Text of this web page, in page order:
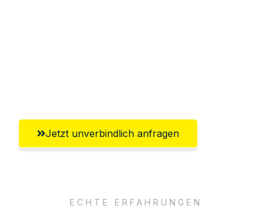
Jetzt unverbindlich anfragen
ECHTE ERFAHRUNGEN